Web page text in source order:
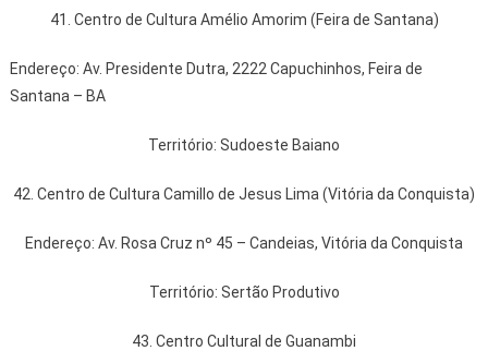
41. Centro de Cultura Amélio Amorim (Feira de Santana)
Endereço: Av. Presidente Dutra, 2222 Capuchinhos, Feira de
Santana – BA
Território: Sudoeste Baiano
42. Centro de Cultura Camillo de Jesus Lima (Vitória da Conquista)
Endereço: Av. Rosa Cruz nº 45 – Candeias, Vitória da Conquista
Território: Sertão Produtivo
43. Centro Cultural de Guanambi